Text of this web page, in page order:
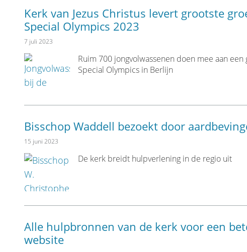
Kerk van Jezus Christus levert grootste
Special Olympics 2023
7 juli 2023
Ruim 700 jongvolwassenen doen mee aan
Special Olympics in Berlijn
Bisschop Waddell bezoekt door
15 juni 2023
De kerk breidt hulpverlening in de regio uit
Alle hulpbronnen van de kerk voor een
website